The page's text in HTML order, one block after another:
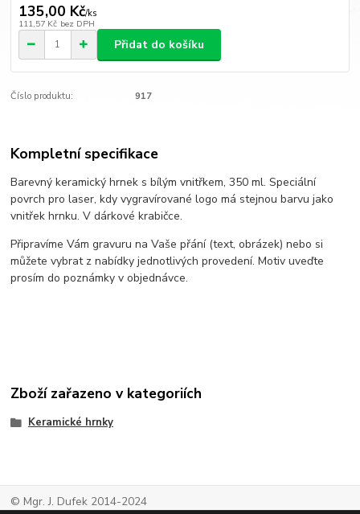
135,00 Kč/ks
111,57 Kč bez DPH
Přidat do košíku
Číslo produktu: 917
Kompletní specifikace
Barevný keramický hrnek s bílým vnitřkem, 350 ml. Speciální
povrch pro laser, kdy vygravírované logo má stejnou barvu jako
vnitřek hrnku. V dárkové krabičce.
Připravíme Vám gravuru na Vaše přání (text, obrázek) nebo si
můžete vybrat z nabídky jednotlivých provedení. Motiv uveďte
prosím do poznámky v objednávce.
Zboží zařazeno v kategoriích
Keramické hrnky
© Mgr. J. Dufek 2014-2024